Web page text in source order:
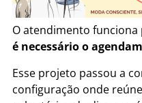
O atendimento
é necessário o
Esse projeto passou a
configuração onde